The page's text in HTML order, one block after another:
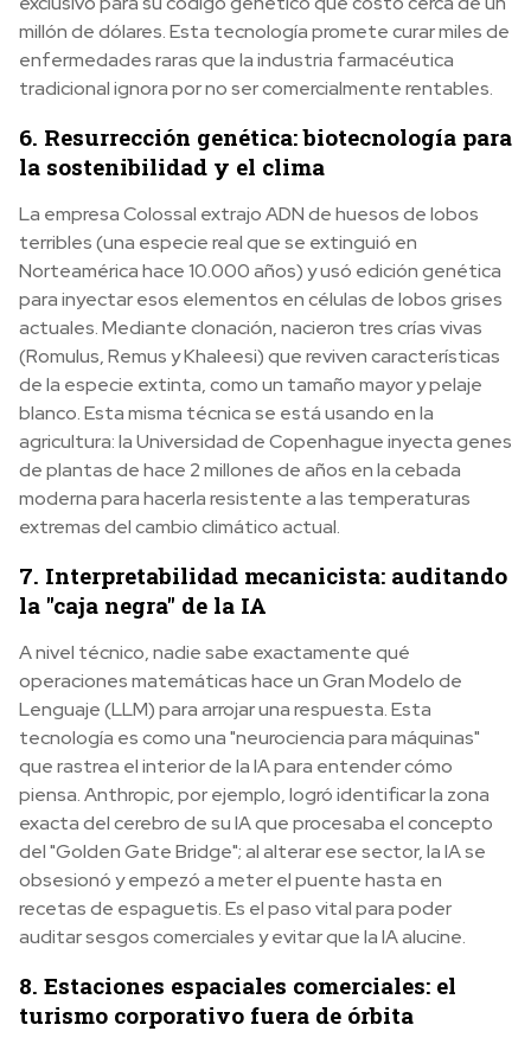
millón de dólares. Esta tecnología promete curar miles de
enfermedades raras que la industria farmacéutica
tradicional ignora por no ser comercialmente rentables.
6. Resurrección genética: biotecnología para
la sostenibilidad y el clima
La empresa Colossal extrajo ADN de huesos de lobos
terribles (una especie real que se extinguió en
Norteamérica hace 10.000 años) y usó edición genética
para inyectar esos elementos en células de lobos grises
actuales. Mediante clonación, nacieron tres crías vivas
(Romulus, Remus y Khaleesi) que reviven características
de la especie extinta, como un tamaño mayor y pelaje
blanco. Esta misma técnica se está usando en la
agricultura: la Universidad de Copenhague inyecta genes
de plantas de hace 2 millones de años en la cebada
moderna para hacerla resistente a las temperaturas
extremas del cambio climático actual.
7. Interpretabilidad mecanicista: auditando
la "caja negra" de la IA
A nivel técnico, nadie sabe exactamente qué
operaciones matemáticas hace un Gran Modelo de
Lenguaje (LLM) para arrojar una respuesta. Esta
tecnología es como una "neurociencia para máquinas"
que rastrea el interior de la IA para entender cómo
piensa. Anthropic, por ejemplo, logró identificar la zona
exacta del cerebro de su IA que procesaba el concepto
del "Golden Gate Bridge"; al alterar ese sector, la IA se
obsesionó y empezó a meter el puente hasta en
recetas de espaguetis. Es el paso vital para poder
auditar sesgos comerciales y evitar que la IA alucine.
8. Estaciones espaciales comerciales: el
turismo corporativo fuera de órbita